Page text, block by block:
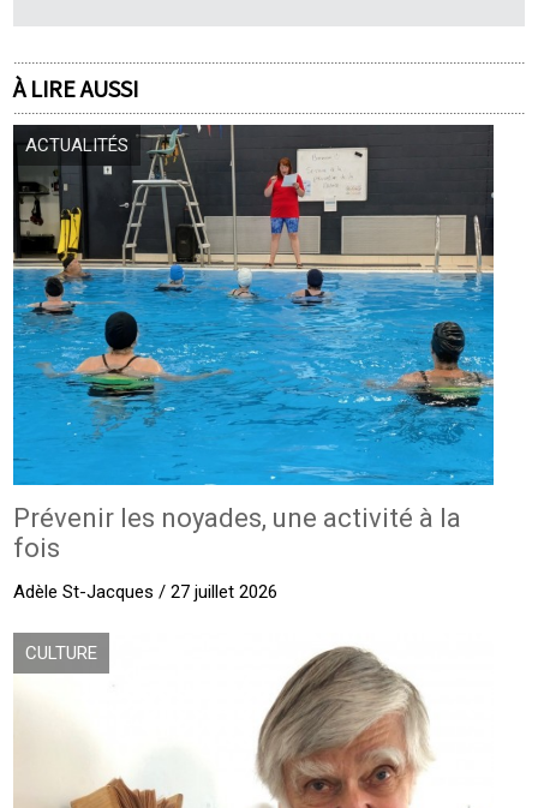
À LIRE AUSSI
ACTUALITÉS
Prévenir les noyades, une activité à la
fois
Adèle St-Jacques / 27 juillet 2026
CULTURE